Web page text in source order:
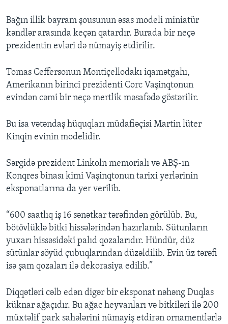
Bağın illik bayram şousunun əsas modeli miniatür
kəndlər arasında keçən qatardır. Burada bir neçə
prezidentin evləri də nümayiş etdirilir.
Tomas Ceffersonun Montiçellodakı iqamətgahı,
Amerikanın birinci prezidenti Corc Vaşinqtonun
evindən cəmi bir neçə mertlik məsafədə göstərilir.
Bu isa vətəndaş hüquqları müdafiəçisi Martin lüter
Kinqin evinin modelidir.
Sərgidə prezident Linkoln memorialı və ABŞ-ın
Konqres binası kimi Vaşinqtonun tarixi yerlərinin
eksponatlarına da yer verilib.
“600 saatlıq iş 16 sənətkar tərəfindən görülüb. Bu,
bötövlüklə bitki hissələrindən hazırlanıb. Sütunların
yuxarı hissəsidəki palıd qozalarıdır. Hündür, düz
sütünlar söyüd çubuqlarından düzəldilib. Evin üz tərəfi
isə şam qozaları ilə dekorasiya edilib.”
Diqqətləri cəlb edən digər bir eksponat nəhəng Duqlas
küknar ağaçıdır. Bu ağac heyvanları və bitkiləri ilə 200
müxtəlif park sahələrini nümayiş etdirən ornamentlərlə